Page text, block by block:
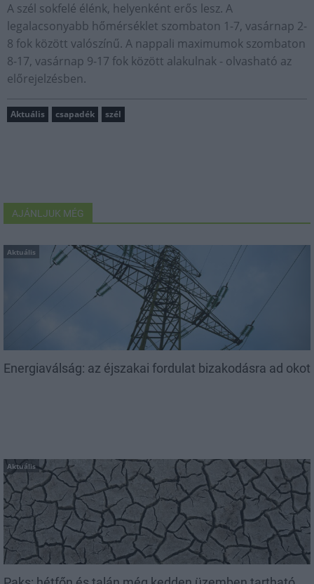
A szél sokfelé élénk, helyenként erős lesz. A
legalacsonyabb hőmérséklet szombaton 1-7, vasárnap 2-
8 fok között valószínű. A nappali maximumok szombaton
8-17, vasárnap 9-17 fok között alakulnak - olvasható az
előrejelzésben.
Aktuális csapadék szél
AJÁNLJUK MÉG
Aktuális
Energiaválság: az éjszakai fordulat bizakodásra ad okot
Aktuális